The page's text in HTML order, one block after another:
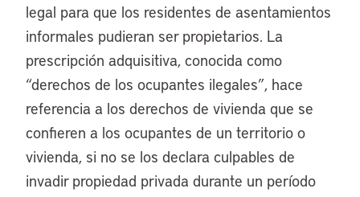
legal para que los residentes de asentamientos
informales pudieran ser propietarios. La
prescripción adquisitiva, conocida como
“derechos de los ocupantes ilegales”, hace
referencia a los derechos de vivienda que se
confieren a los ocupantes de un territorio o
vivienda, si no se los declara culpables de
invadir propiedad privada durante un período